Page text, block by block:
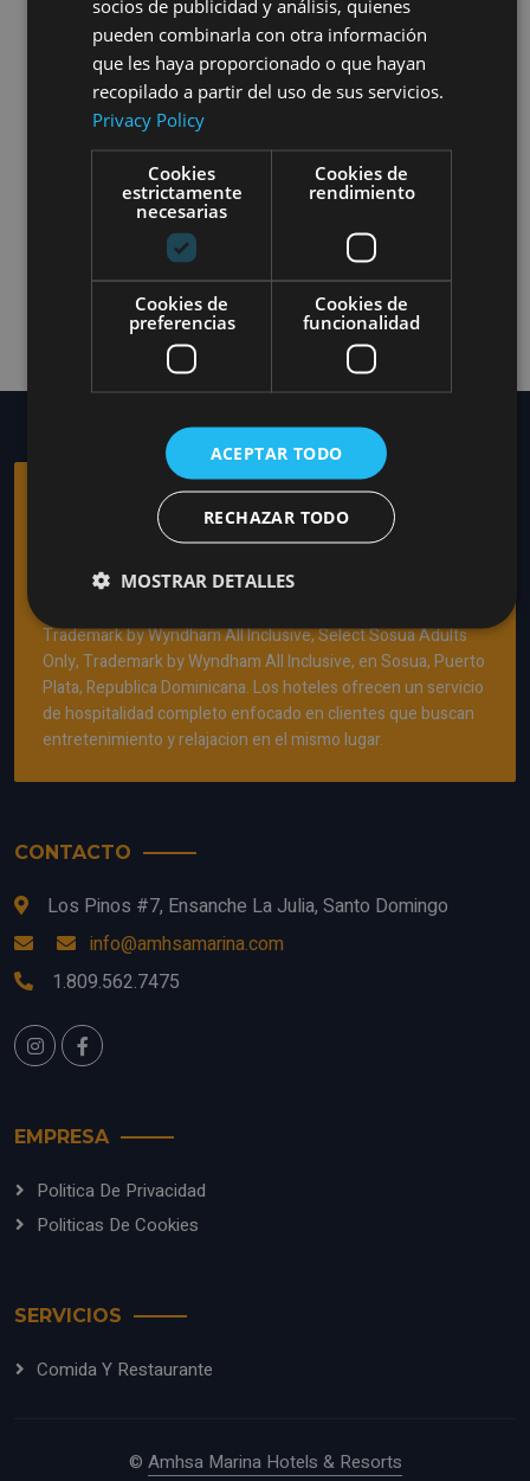
Usted es libre de rechazar nuestra solicitud de
informacion personal, con el entendimiento de que es
posible que no podamos proporcionarle algunos de los
servicios deseados.
El uso continuo de nuestro sitio web se considerara
como aceptacion de nuestras practicas en torno a la
privacidad y la informacion personal. Si tiene alguna
pregunta sobre como manejamos los datos del usuario y
la informacion personal, no dude en contactarnos.
Esta politica es efectiva a partir del 1 de enero de 2021.
AMHSA MARINA
Es una empresa con experiencia en la industria turistica que
Trademark by Wyndham All Inclusive, Select Sosua Adults
Only, Trademark by Wyndham All Inclusive, en Sosua, Puerto
Plata, Republica Dominicana. Los hoteles ofrecen un servicio
de hospitalidad completo enfocado en clientes que buscan
entretenimiento y relajacion en el mismo lugar.
CONTACTO
Los Pinos #7, Ensanche La Julia, Santo Domingo
info@amhsamarina.com
1.809.562.7475
EMPRESA
Politica De Privacidad
Politicas De Cookies
SERVICIOS
Comida Y Restaurante
© Amhsa Marina Hotels & Resorts
socios de publicidad y análisis, quienes
pueden combinarla con otra información
que les haya proporcionado o que hayan
recopilado a partir del uso de sus servicios.
Privacy Policy
Cookies
estrictamente
necesarias
Cookies de
rendimiento
Cookies de
preferencias
Cookies de
funcionalidad
ACEPTAR TODO
RECHAZAR TODO
MOSTRAR DETALLES